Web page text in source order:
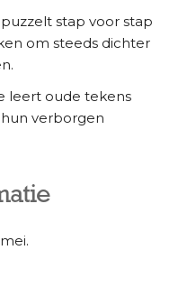
stap voor stap
om steeds dichter
leert oude tekens
verborgen